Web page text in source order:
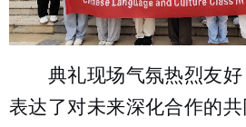
典礼现场气氛热烈友
表达了对未来深化合作的